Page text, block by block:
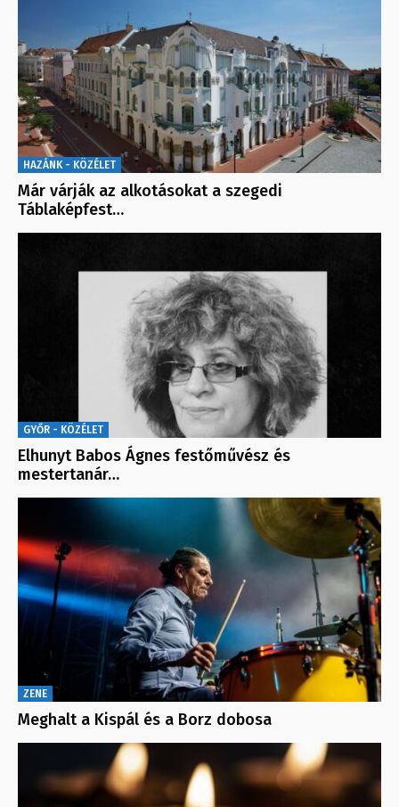
HAZÁNK - KÖZÉLET
Már várják az alkotásokat a szegedi
Táblaképfest…
GYŐR - KÖZÉLET
Elhunyt Babos Ágnes festőművész és
mestertanár…
ZENE
Meghalt a Kispál és a Borz dobosa